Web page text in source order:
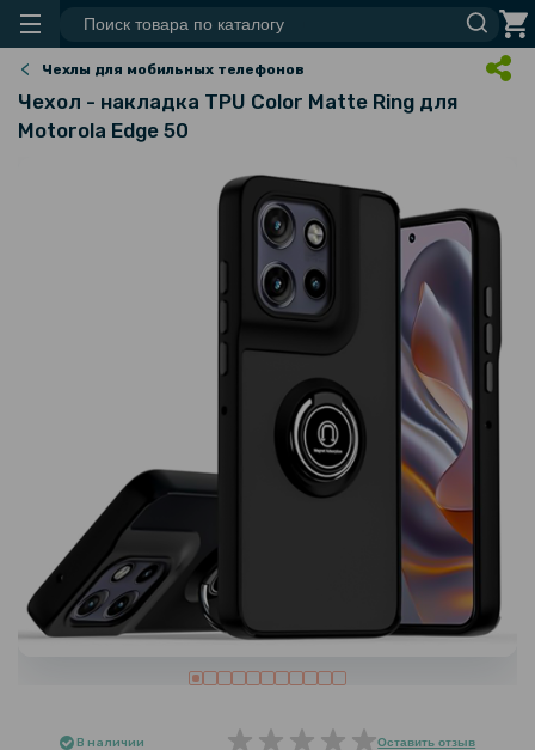
Чехлы для мобильных телефонов
Чехол - накладка TPU Color Matte Ring для
Motorola Edge 50
В наличии Оставить отзыв